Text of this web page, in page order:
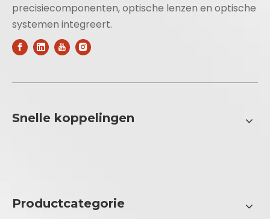
precisiecomponenten, optische lenzen en optische
systemen integreert.
Snelle koppelingen
Productcategorie